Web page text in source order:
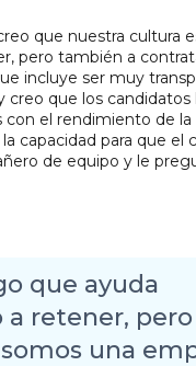
que nuestra cultura
pero también a
incluye ser muy
que los candidatos
el rendimiento de la
capacidad para que el
de equipo y le
que ayuda
retener, pero
una